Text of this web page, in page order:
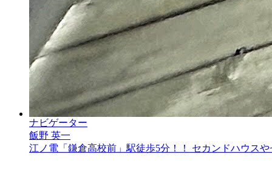
ナビゲーター
飯野 英一
江ノ電「鎌倉高校前」駅徒歩5分！！ セカンドハウス